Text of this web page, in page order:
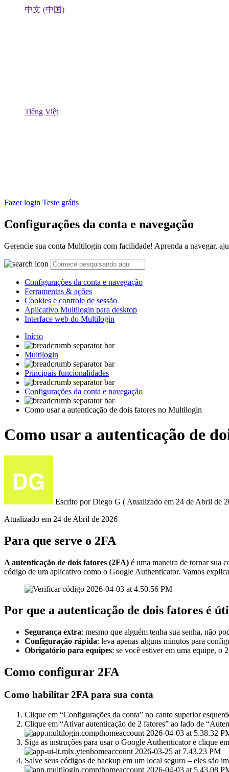
中文 (中国)
Tiếng Việt
Fazer login Teste grátis
Configurações da conta e navegação
Gerencie sua conta Multilogin com facilidade! Aprenda a navegar,
Configurações da conta e navegação
Ferramentas & ações
Cookies e controle de sessão
Aplicativo Multilogin para desktop
Interface web do Multilogin
Início
Multilogin
Principais funcionalidades
Configurações da conta e navegação
Como usar a autenticação de dois fatores no Multilogin
Como usar a autenticação de
Escrito por Diego G ( Atualizado em 24 de Abril de
Atualizado em 24 de Abril de 2026
Para que serve o 2FA
A autenticação de dois fatores (2FA) é uma maneira de tornar sua
código de um aplicativo como o Google Authenticator. Vamos
Por que a autenticação de dois fatores é
Segurança extra: mesmo que alguém tenha sua senha, não
Configuração rápida: leva apenas alguns minutos para
Obrigatório para equipes: se você estiver em uma equipe, o
Como configurar 2FA
Como habilitar 2FA para sua conta
Clique em “Configurações da conta” no canto superior
Clique em “Ativar autenticação de 2 fatores” ao lado de
Siga as instruções para usar o Google Authenticator e clique
Salve seus códigos de backup em um local seguro – eles são